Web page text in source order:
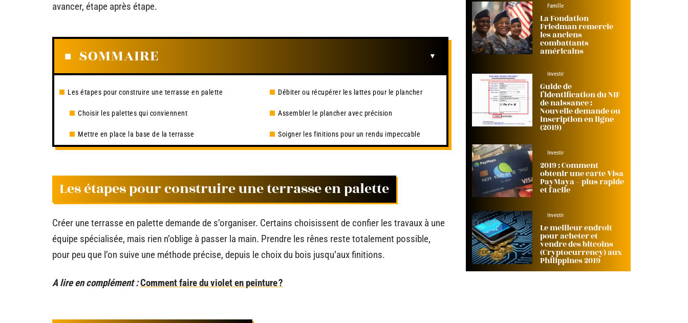
avancer, étape après étape.
SOMMAIRE
Les étapes pour construire une terrasse en palette
Choisir les palettes qui conviennent
Mettre en place la base de la terrasse
Débiter ou récupérer les lattes pour le plancher
Assembler le plancher avec précision
Soigner les finitions pour un rendu impeccable
Les étapes pour construire une terrasse en palette
Créer une terrasse en palette demande de s’organiser. Certains choisissent de confier les travaux à une
équipe spécialisée, mais rien n’oblige à passer la main. Prendre les rênes reste totalement possible,
pour peu que l’on suive une méthode précise, depuis le choix du bois jusqu’aux finitions.
A lire en complément :Comment faire du violet en peinture ?
Famille
La Fondation
Friedman remercie
les anciens
combattants
américains
Investir
Guide de
l’identification du NIF
de naissance :
Nouvelle demande ou
inscription en ligne
(2019)
Investir
2019 : Comment
obtenir une carte Visa
PayMaya – plus rapide
et facile
Investir
Le meilleur endroit
pour acheter et
vendre des bitcoins
(Cryptocurrency) aux
Philippines 2019